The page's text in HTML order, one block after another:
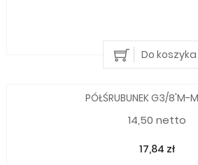
Do koszyka
PÓŁŚRUBUNEK G3/8'M-
14,50 netto
17,84 zł